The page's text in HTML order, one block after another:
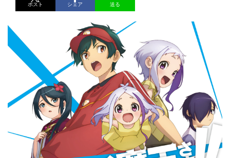
ポスト シェア 送る